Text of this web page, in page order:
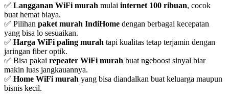
✅ Langganan WiFi murah mulai internet 100 ribuan, cocok
buat hemat biaya.
✅ Pilihan paket murah IndiHome dengan berbagai kecepatan
yang bisa lo sesuaikan.
✅ Harga WiFi paling murah tapi kualitas tetap terjamin dengan
jaringan fiber optik.
✅ Bisa pakai repeater WiFi murah buat ngeboost sinyal biar
makin luas jangkauannya.
✅ Home WiFi murah yang bisa diandalkan buat keluarga maupun
bisnis kecil.